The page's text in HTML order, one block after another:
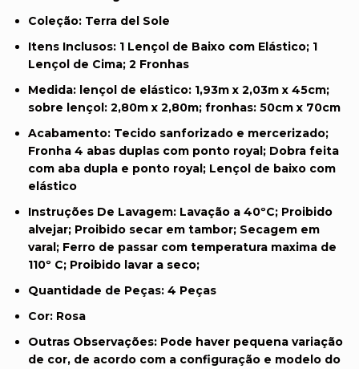
Coleção: Terra del Sole
Itens Inclusos: 1 Lençol de Baixo com Elástico; 1
Lençol de Cima; 2 Fronhas
Medida: lençol de elástico: 1,93m x 2,03m x 45cm;
sobre lençol: 2,80m x 2,80m; fronhas: 50cm x 70cm
Acabamento: Tecido sanforizado e mercerizado;
Fronha 4 abas duplas com ponto royal; Dobra feita
com aba dupla e ponto royal; Lençol de baixo com
elástico
Instruções De Lavagem: Lavação a 40ºC; Proibido
alvejar; Proibido secar em tambor; Secagem em
varal; Ferro de passar com temperatura maxima de
110º C; Proibido lavar a seco;
Quantidade de Peças: 4 Peças
Cor: Rosa
Outras Observações: Pode haver pequena variação
de cor, de acordo com a configuração e modelo do